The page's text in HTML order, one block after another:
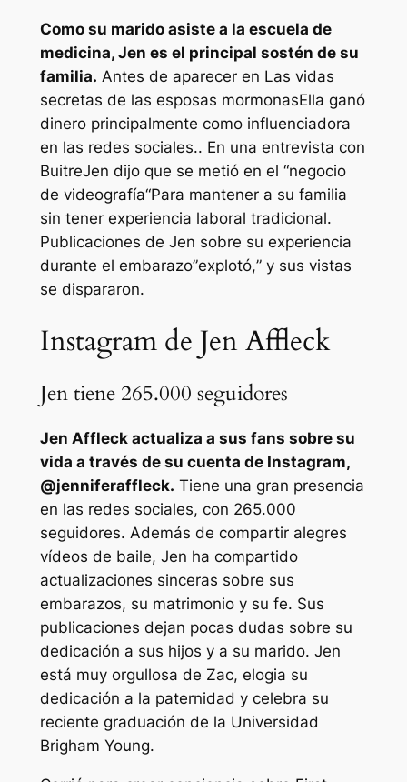
Como su marido asiste a la escuela de
medicina, Jen es el principal sostén de su
familia. Antes de aparecer en Las vidas
secretas de las esposas mormonasElla ganó
dinero principalmente como influenciadora
en las redes sociales.. En una entrevista con
BuitreJen dijo que se metió en el “negocio
de videografía“Para mantener a su familia
sin tener experiencia laboral tradicional.
Publicaciones de Jen sobre su experiencia
durante el embarazo”explotó,” y sus vistas
se dispararon.
Instagram de Jen Affleck
Jen tiene 265.000 seguidores
Jen Affleck actualiza a sus fans sobre su
vida a través de su cuenta de Instagram,
@jenniferaffleck. Tiene una gran presencia
en las redes sociales, con 265.000
seguidores. Además de compartir alegres
vídeos de baile, Jen ha compartido
actualizaciones sinceras sobre sus
embarazos, su matrimonio y su fe. Sus
publicaciones dejan pocas dudas sobre su
dedicación a sus hijos y a su marido. Jen
está muy orgullosa de Zac, elogia su
dedicación a la paternidad y celebra su
reciente graduación de la Universidad
Brigham Young.